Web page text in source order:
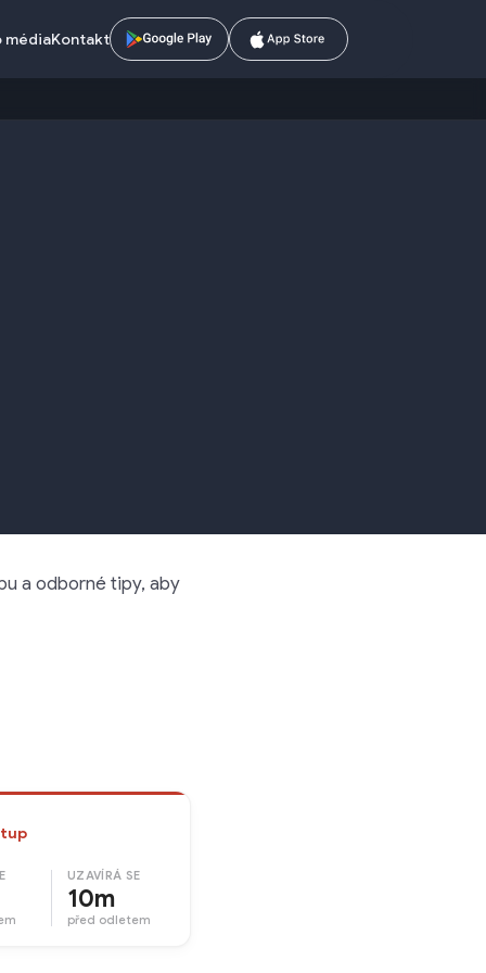
médiaKontakt
a odborné tipy, aby
UZAVÍRÁ SE
10m
před odletem